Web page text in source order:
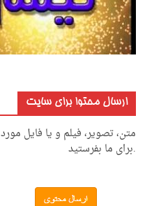
ارسال محتوا برای سایت
متن، تصویر، فیلم و یا فایل
.برای ما بفرستید